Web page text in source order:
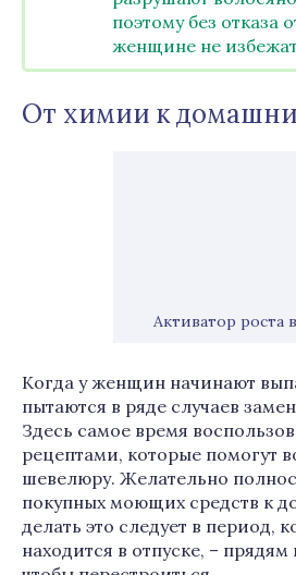
поэтому без отказа
женщине не
От химии к
Активатор роста
Когда у женщин начинают
пытаются в ряде случаев
Здесь самое время
рецептами, которые помогут
шевелюру. Желательно
покупных моющих средств к
делать это следует в период,
находится в отпуске, –